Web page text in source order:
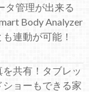
タ管理が出来る
Body Analyzer
連動が可能！
共有！タブレッ
ショーもできる家